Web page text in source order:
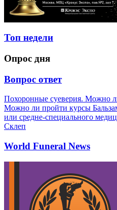
Топ недели
Опрос дня
Вопрос ответ
Похоронные суеверия. Можно
Можно ли пройти курсы
или средне-специального
Склеп
World Funeral News